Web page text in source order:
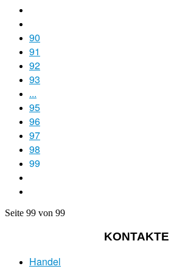
90
91
92
93
...
95
96
97
98
99
Seite 99 von 99
KONTAKTE
Handel